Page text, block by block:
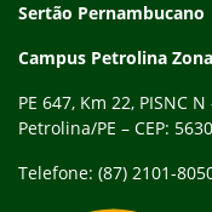
Sertão Pernambucano
Campus Petrolina
PE 647, Km 22, PISNC
Petrolina/PE – CEP:
Telefone: (87) 2101-